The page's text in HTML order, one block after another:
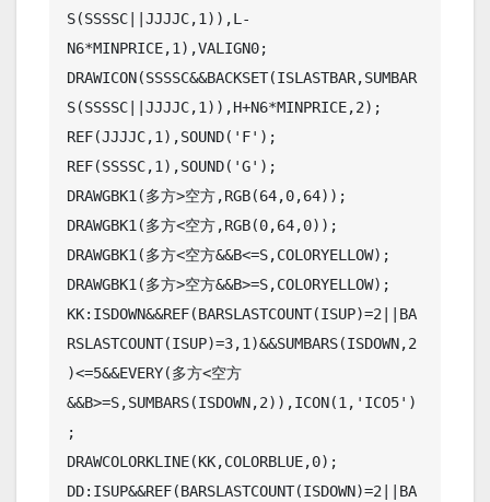
S(SSSSC||JJJJC,1)),L-
N6*MINPRICE,1),VALIGN0;
DRAWICON(SSSSC&&BACKSET(ISLASTBAR,SUMBAR
S(SSSSC||JJJJC,1)),H+N6*MINPRICE,2);
REF(JJJJC,1),SOUND('F');
REF(SSSSC,1),SOUND('G');
DRAWGBK1(多方>空方,RGB(64,0,64));
DRAWGBK1(多方<空方,RGB(0,64,0));
DRAWGBK1(多方<空方&&B<=S,COLORYELLOW);
DRAWGBK1(多方>空方&&B>=S,COLORYELLOW);
KK:ISDOWN&&REF(BARSLASTCOUNT(ISUP)=2||BA
RSLASTCOUNT(ISUP)=3,1)&&SUMBARS(ISDOWN,2
)<=5&&EVERY(多方<空方
&&B>=S,SUMBARS(ISDOWN,2)),ICON(1,'ICO5')
;
DRAWCOLORKLINE(KK,COLORBLUE,0);
DD:ISUP&&REF(BARSLASTCOUNT(ISDOWN)=2||BA